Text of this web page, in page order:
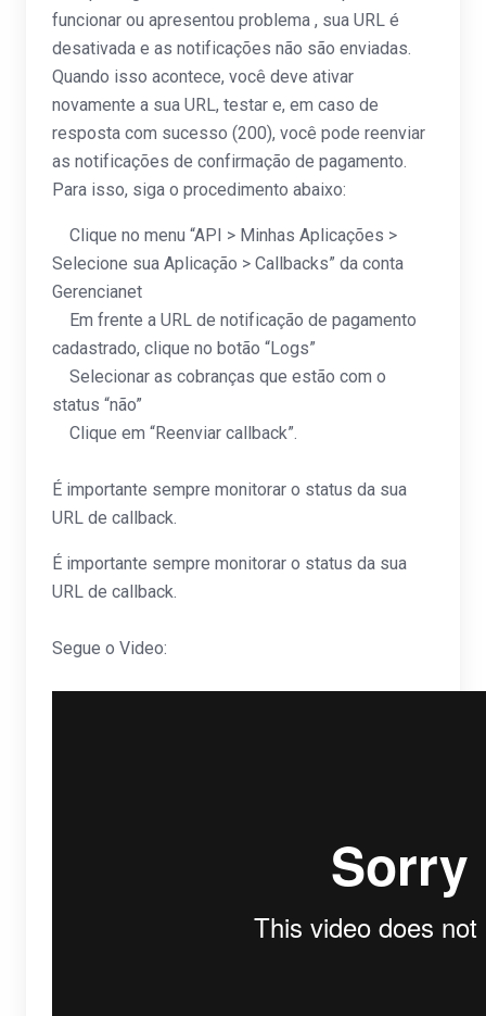
funcionar ou apresentou problema , sua URL é
desativada e as notificações não são enviadas.
Quando isso acontece, você deve ativar
novamente a sua URL, testar e, em caso de
resposta com sucesso (200), você pode reenviar
as notificações de confirmação de pagamento.
Para isso, siga o procedimento abaixo:
Clique no menu “API > Minhas Aplicações >
Selecione sua Aplicação > Callbacks” da conta
Gerencianet
Em frente a URL de notificação de pagamento
cadastrado, clique no botão “Logs”
Selecionar as cobranças que estão com o
status “não”
Clique em “Reenviar callback”.
É importante sempre monitorar o status da sua
URL de callback.
É importante sempre monitorar o status da sua
URL de callback.
Segue o Video: